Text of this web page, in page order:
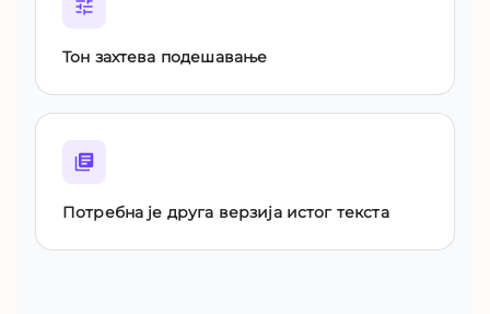
Тон захтева подешавање
Потребна је друга верзија истог текста